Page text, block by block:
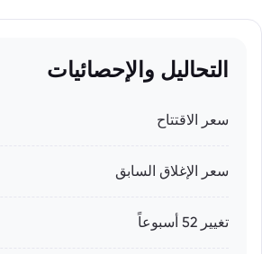
التحاليل والإحصائيات
سعر الاقتتاح
سعر الإغلاق السابق
تغيير 52 أسبوعاً